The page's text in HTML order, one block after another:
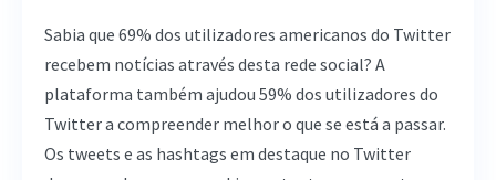
Sabia que 69% dos utilizadores americanos do Twitter
recebem notícias através desta rede social? A
plataforma também ajudou 59% dos utilizadores do
Twitter a compreender melhor o que se está a passar.
Os tweets e as hashtags em destaque no Twitter